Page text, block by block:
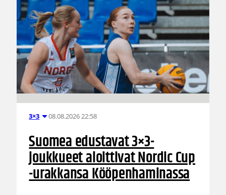
3×3 08.08.2026 22:58
Suomea edustavat 3×3-
joukkueet aloittivat Nordic Cup
-urakkansa Kööpenhaminassa